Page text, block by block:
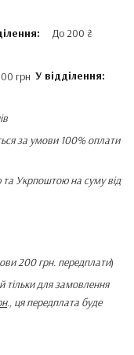
До 200 ₴
У відділення:
за умови 100% оплати
Укрпоштою на суму від
200 грн. передплати)
для замовлення
., ця передплата буде